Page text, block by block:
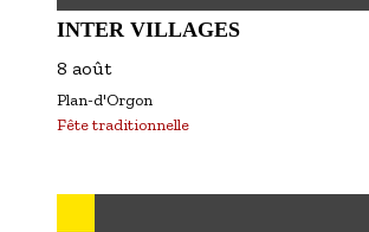
INTER VILLAGES
8 août
Plan-d'Orgon
Fête traditionnelle